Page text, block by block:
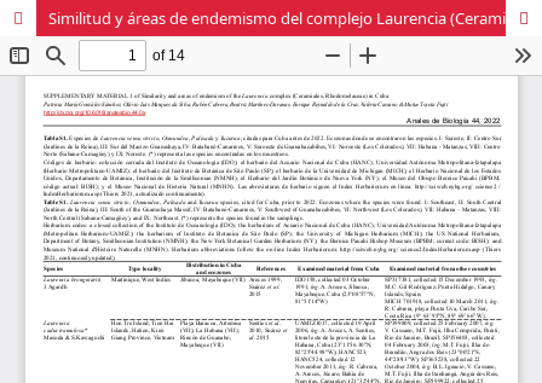
Similitud y áreas de endemismo del complejo Laurencia (Ceramiales, Rhodomelaceae) en Cuba